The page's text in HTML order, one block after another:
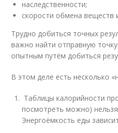
наследственности;
скорости обмена веществ
Трудно добиться точных
важно найти отправную
опытным путём добиться
В этом деле есть несколько
Таблицы калорийности
посмотреть можно)
Энергоёмкость еды